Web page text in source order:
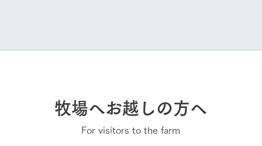
牧場へお越しの方へ
For visitors to the farm